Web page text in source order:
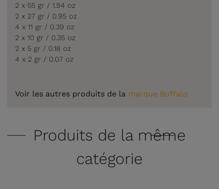
2 x 55 gr / 1.94 oz
2 x 27 gr / 0.95 oz
4 x 11 gr / 0.39 oz
2 x 10 gr / 0.35 oz
2 x 5 gr / 0.18 oz
4 x 2 gr / 0.07 oz
Voir les autres produits de la marque Buffalo
Produits de la même
catégorie